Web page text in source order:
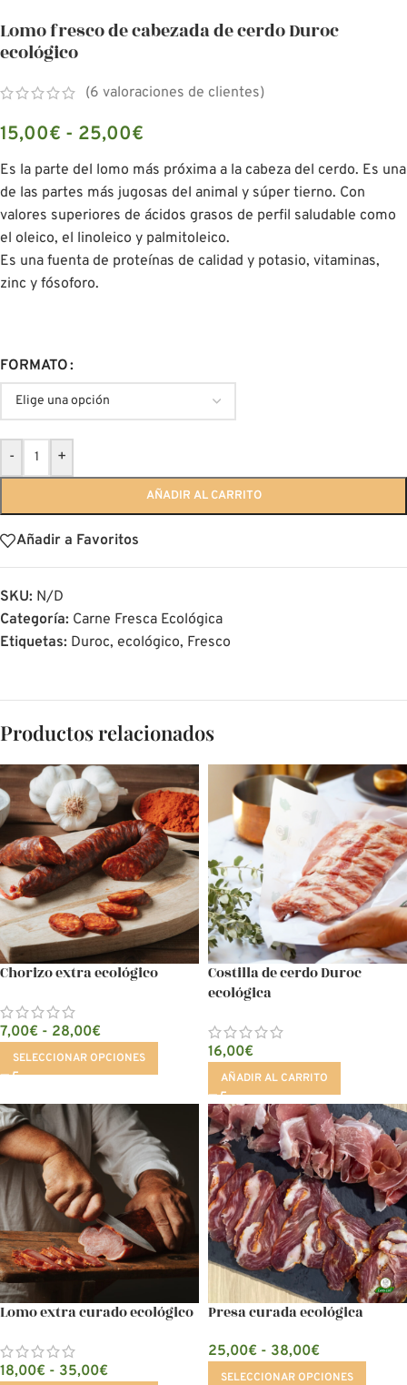
Lomo fresco de cabezada de cerdo Duroc
ecológico
(6 valoraciones de clientes)
15,00€ - 25,00€
Es la parte del lomo más próxima a la cabeza del cerdo. Es una
de las partes más jugosas del animal y súper tierno. Con
valores superiores de ácidos grasos de perfil saludable como
el oleico, el linoleico y palmitoleico.
Es una fuenta de proteínas de calidad y potasio, vitaminas,
zinc y fósoforo.
FORMATO
- +
AÑADIR AL CARRITO
Añadir a Favoritos
SKU: N/D
Categoría: Carne Fresca Ecológica
Etiquetas: Duroc, ecológico, Fresco
Productos relacionados
Chorizo extra ecológico
7,00€ - 28,00€
SELECCIONAR OPCIONES
Costilla de cerdo Duroc
ecológica
16,00€
AÑADIR AL CARRITO
Lomo extra curado ecológico
18,00€ - 35,00€
Presa curada ecológica
25,00€ - 38,00€
SELECCIONAR OPCIONES